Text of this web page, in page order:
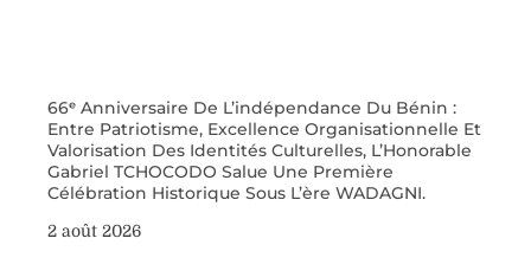
66ᵉ Anniversaire De L’indépendance Du Bénin :
Entre Patriotisme, Excellence Organisationnelle Et
Valorisation Des Identités Culturelles, L’Honorable
Gabriel TCHOCODO Salue Une Première
Célébration Historique Sous L’ère WADAGNI.
2 août 2026